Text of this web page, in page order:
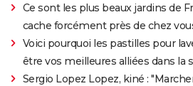
Ce sont les plus beaux jardins de
cache forcément près de chez
Voici pourquoi les pastilles pour
être vos meilleures alliées dans la
Sergio Lopez Lopez, kiné :